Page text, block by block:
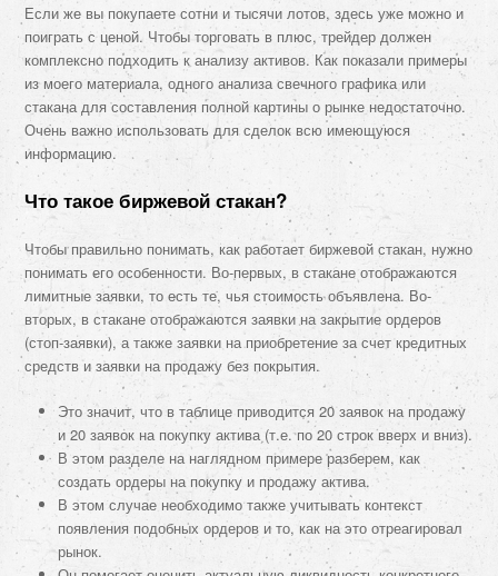
Если же вы покупаете сотни и тысячи лотов, здесь уже можно и
поиграть с ценой. Чтобы торговать в плюс, трейдер должен
комплексно подходить к анализу активов. Как показали примеры
из моего материала, одного анализа свечного графика или
стакана для составления полной картины о рынке недостаточно.
Очень важно использовать для сделок всю имеющуюся
информацию.
Что такое биржевой стакан?
Чтобы правильно понимать, как работает биржевой стакан, нужно
понимать его особенности. Во-первых, в стакане отображаются
лимитные заявки, то есть те, чья стоимость объявлена. Во-
вторых, в стакане отображаются заявки на закрытие ордеров
(стоп-заявки), а также заявки на приобретение за счет кредитных
средств и заявки на продажу без покрытия.
Это значит, что в таблице приводится 20 заявок на продажу
и 20 заявок на покупку актива (т.е. по 20 строк вверх и вниз).
В этом разделе на наглядном примере разберем, как
создать ордеры на покупку и продажу актива.
В этом случае необходимо также учитывать контекст
появления подобных ордеров и то, как на это отреагировал
рынок.